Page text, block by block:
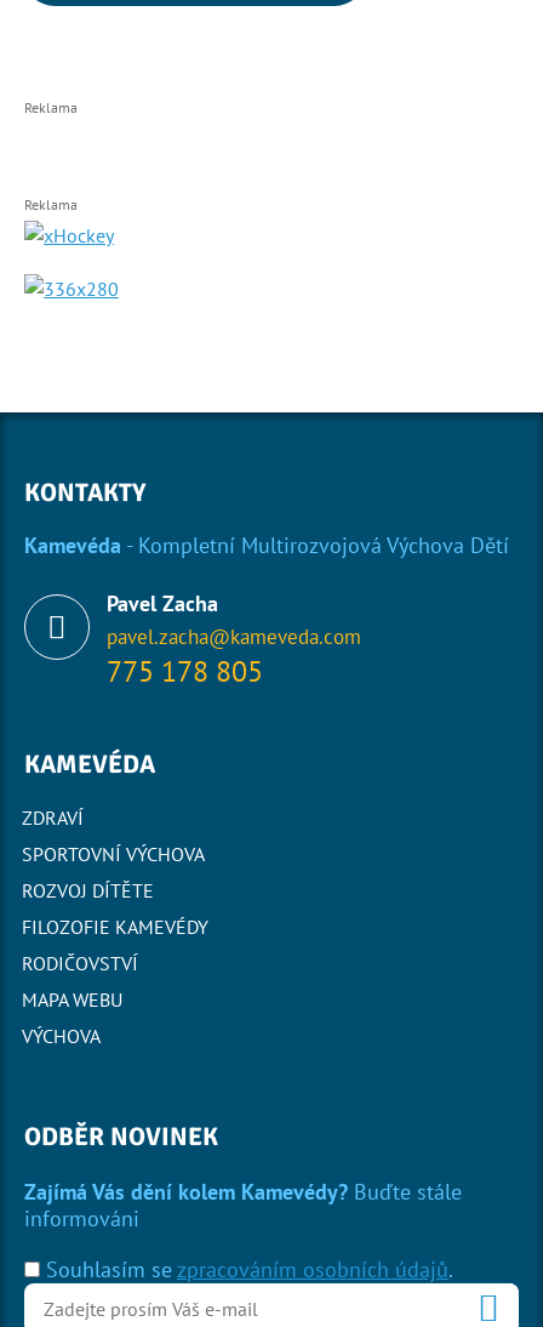
Reklama
Reklama
KONTAKTY
Kamevéda - Kompletní Multirozvojová Výchova Dětí
Pavel Zacha
pavel.zacha@kameveda.com
775 178 805
KAMEVÉDA
ZDRAVÍ
SPORTOVNÍ VÝCHOVA
ROZVOJ DÍTĚTE
FILOZOFIE KAMEVÉDY
RODIČOVSTVÍ
MAPA WEBU
VÝCHOVA
ODBĚR NOVINEK
Zajímá Vás dění kolem Kamevédy? Buďte stále
informováni
Souhlasím sezpracováním osobních údajů.